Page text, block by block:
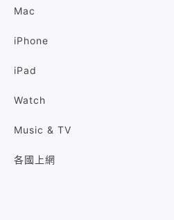
Mac
iPhone
iPad
Watch
Music & TV
各國上網